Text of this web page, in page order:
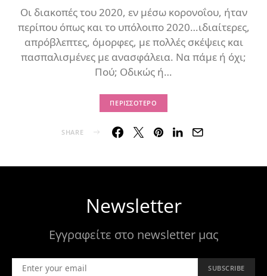
Οι διακοπές του 2020, εν μέσω κορονοΐου, ήταν
περίπου όπως και το υπόλοιπο 2020…ιδιαίτερες,
απρόβλεπτες, όμορφες, με πολλές σκέψεις και
πασπαλισμένες με ανασφάλεια. Να πάμε ή όχι;
Πού; Οδικώς ή…
ΠΕΡΙΣΣΌΤΕΡΟ
SHARE
Newsletter
Εγγραφείτε στο newsletter μας
SUBSCRIBE